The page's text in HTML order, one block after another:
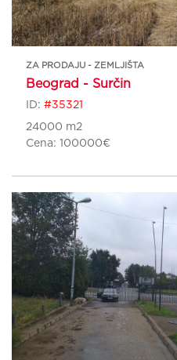
ZA PRODAJU - ZEMLJIŠTA
Beograd - Surčin
ID: #35321
24000 m2
Cena: 100000€